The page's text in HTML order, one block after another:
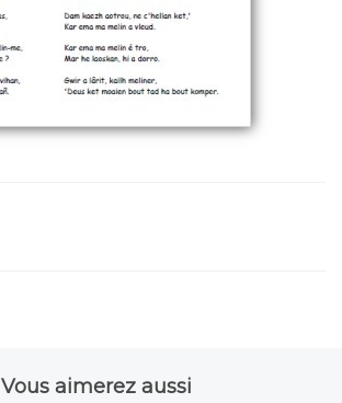
Vous aimerez aussi